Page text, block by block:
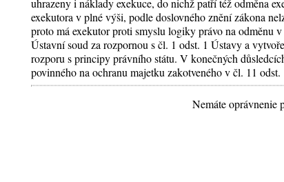
uhrazeny i náklady exekuce, do nichž patří též odměna
exekutora v plné výši, podle doslovného znění zákona
proto má exekutor proti smyslu logiky právo na odměnu
Ústavní soud za rozpornou s čl. 1 odst. 1 Ústavy a
rozporu s principy právního státu. V konečných
povinného na ochranu majetku zakotveného v čl. 11
Nemáte oprávnenie